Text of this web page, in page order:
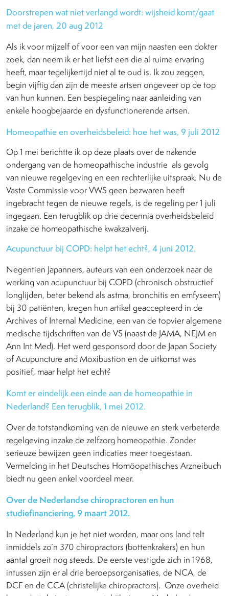
Doorstrepen wat niet verlangd wordt: wijsheid komt/gaat
met de jaren, 20 aug 2012
Als ik voor mijzelf of voor een van mijn naasten een dokter
zoek, dan neem ik er het liefst een die al ruime ervaring
heeft, maar tegelijkertijd niet al te oud is. Ik zou zeggen,
begin vijftig dan zijn de meeste artsen ongeveer op de top
van hun kunnen. Een bespiegeling naar aanleiding van
enkele hoogbejaarde en dysfunctionerende artsen.
Homeopathie en overheidsbeleid: hoe het was, 9 juli 2012
Op 1 mei berichtte ik op deze plaats over de nakende
ondergang van de homeopathische industrie als gevolg
van nieuwe regelgeving en een rechterlijke uitspraak. Nu de
Vaste Commissie voor VWS geen bezwaren heeft
ingebracht tegen de nieuwe regels, is de regeling per 1 juli
ingegaan. Een terugblik op drie decennia overheidsbeleid
inzake de homeopathische kwakzalverij.
Acupunctuur bij COPD: helpt het echt?, 4 juni 2012.
Negentien Japanners, auteurs van een onderzoek naar de
werking van acupunctuur bij COPD (chronisch obstructief
longlijden, beter bekend als astma, bronchitis en emfyseem)
bij 30 patiënten, kregen hun artikel geaccepteerd in de
Archives of Internal Medicine, een van de topvier algemene
medische tijdschriften van de VS (naast de JAMA, NEJM en
Ann Int Med). Het werd gesponsord door de Japan Society
of Acupuncture and Moxibustion en de uitkomst was
positief, maar helpt het echt?
Komt er eindelijk een einde aan de homeopathie in
Nederland? Een terugblik, 1 mei 2012.
Over de totstandkoming van de nieuwe en sterk verbeterde
regelgeving inzake de zelfzorg homeopathie. Zonder
serieuze bewijzen geen indicaties meer toegestaan.
Vermelding in het Deutsches Homöopathisches Arzneibuch
biedt nu geen enkel voordeel meer.
Over de Nederlandse chiropractoren en hun
studiefinanciering, 9 maart 2012.
In Nederland kun je het niet worden, maar ons land telt
inmiddels zo’n 370 chiropractors (bottenkrakers) en hun
aantal groeit nog steeds. De eerste vestigde zich in 1968,
intussen zijn er al drie beroepsorganisaties, de NCA, de
DCF en de CCA (christelijke chiropractors). Onze overheid